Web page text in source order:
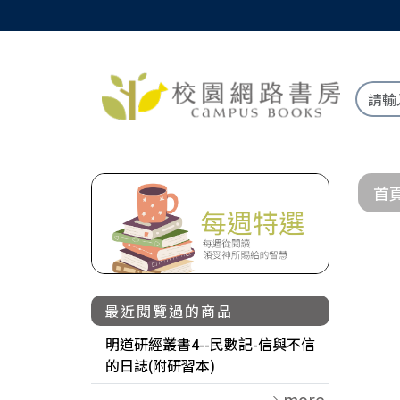
最近閱覽過的商品
明道研經叢書4--民數記-信與不信
的日誌(附研習本)
首